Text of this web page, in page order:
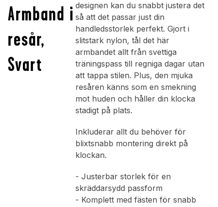
Armband i
resår,
Svart
designen kan du snabbt justera det
så att det passar just din
handledsstorlek perfekt. Gjort i
slitstark nylon, tål det här
armbandet allt från svettiga
träningspass till regniga dagar utan
att tappa stilen. Plus, den mjuka
resåren känns som en smekning
mot huden och håller din klocka
stadigt på plats.
Inkluderar allt du behöver för
blixtsnabb montering direkt på
klockan.
- Justerbar storlek för en
skräddarsydd passform
- Komplett med fästen för snabb